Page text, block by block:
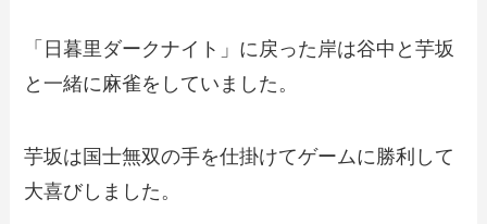
「日暮里ダークナイト」に戻った岸は谷中と芋坂
と一緒に麻雀をしていました。
芋坂は国士無双の手を仕掛けてゲームに勝利して
大喜びしました。